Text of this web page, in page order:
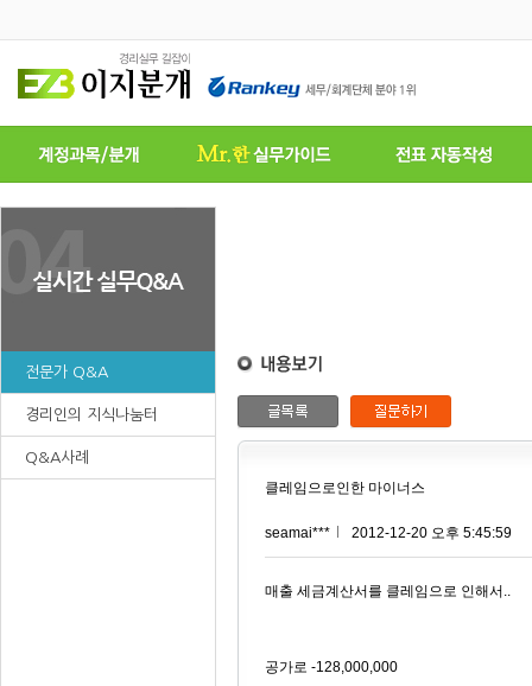
전문가 Q&A
경리인의 지식나눔터
Q&A사례
클레임으로인한 마이너스
seamai*** 2012-12-20 오후 5:45:59
매출 세금계산서를 클레임으로 인해서..
공가로 -128,000,000